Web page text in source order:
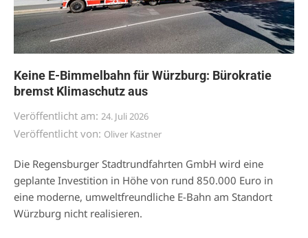
Keine E-Bimmelbahn für Würzburg: Bürokratie
bremst Klimaschutz aus
Veröffentlicht am: 24. Juli 2026
Veröffentlicht von: Oliver Kastner
Die Regensburger Stadtrundfahrten GmbH wird eine
geplante Investition in Höhe von rund 850.000 Euro in
eine moderne, umweltfreundliche E-Bahn am Standort
Würzburg nicht realisieren.